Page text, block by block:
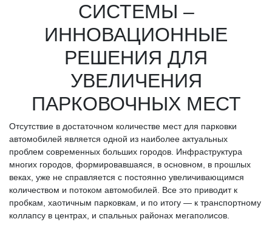
СИСТЕМЫ –
ИННОВАЦИОННЫЕ
РЕШЕНИЯ ДЛЯ
УВЕЛИЧЕНИЯ
ПАРКОВОЧНЫХ МЕСТ
Отсутствие в достаточном количестве мест для парковки
автомобилей является одной из наиболее актуальных
проблем современных больших городов. Инфраструктура
многих городов, формировавшаяся, в основном, в прошлых
веках, уже не справляется с постоянно увеличивающимся
количеством и потоком автомобилей. Все это приводит к
пробкам, хаотичным парковкам, и по итогу — к транспортному
коллапсу в центрах, и спальных районах мегаполисов.